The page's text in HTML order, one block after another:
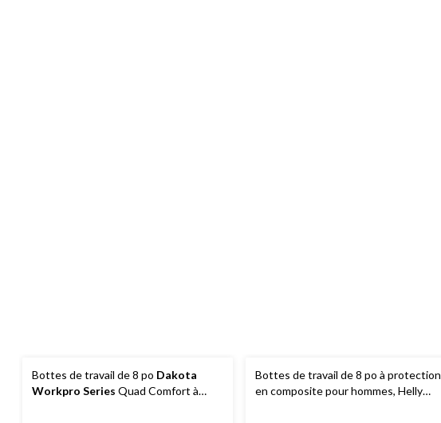
Bottes de travail de 8 po Dakota
Workpro Series Quad Comfort à
Bottes de travail de 8 po à protection
en composite pour hommes, Helly